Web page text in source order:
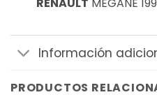
RENAULT MEGANE
Información
PRODUCTOS